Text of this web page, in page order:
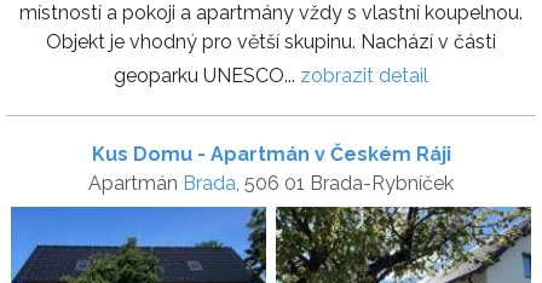
místností a pokoji a apartmány vždy s vlastní koupelnou.
Objekt je vhodný pro větší skupinu. Nachází v části
geoparku UNESCO... zobrazit detail
Kus Domu - Apartmán v Českém Ráji
Apartmán Brada, 506 01 Brada-Rybníček